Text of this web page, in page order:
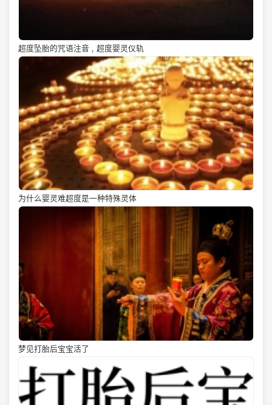
超度坠胎的咒语注音 , 超度婴灵仪轨
为什么婴灵难超度是一种特殊灵体
梦见打胎后宝宝活了